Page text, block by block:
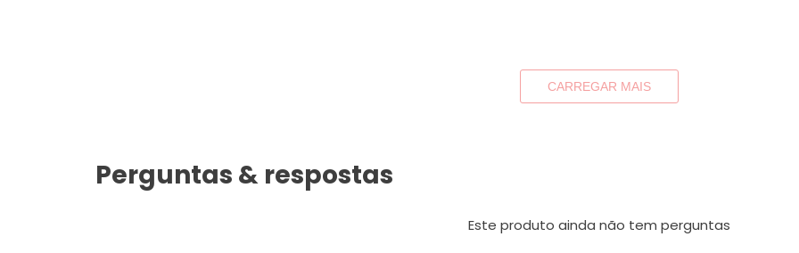
CARREGAR MAIS
Perguntas & respostas
Este produto ainda não tem perguntas